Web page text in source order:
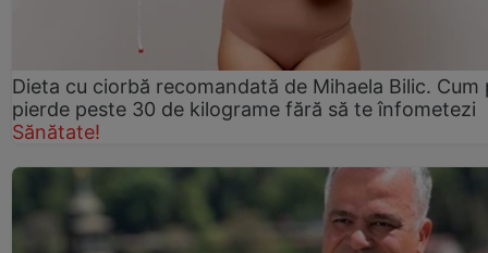
Dieta cu ciorbă recomandată de Mihaela Bilic. Cum
pierde peste 30 de kilograme fără să te înfometezi
Sănătate!